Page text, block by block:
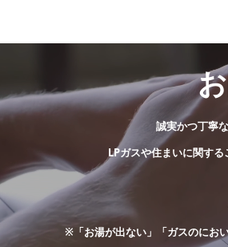
誠実かつ丁寧
LPガスや住まいに関する
※「お湯が出ない」「ガスのにお